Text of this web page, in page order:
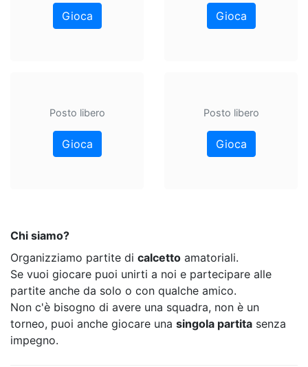
Gioca
Posto libero
Gioca
Gioca
Posto libero
Gioca
Chi siamo?
Organizziamo partite di calcetto amatoriali.
Se vuoi giocare puoi unirti a noi e partecipare alle
partite anche da solo o con qualche amico.
Non c'è bisogno di avere una squadra, non è un
torneo, puoi anche giocare una singola partita senza
impegno.